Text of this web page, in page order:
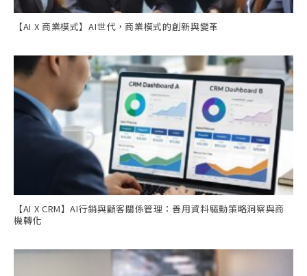
【AI X 商業模式】AI世代，商業模式的創新與變革
【AI X CRM】AI行銷與顧客關係管理：善用資料驅動策略洞察與商
機轉化